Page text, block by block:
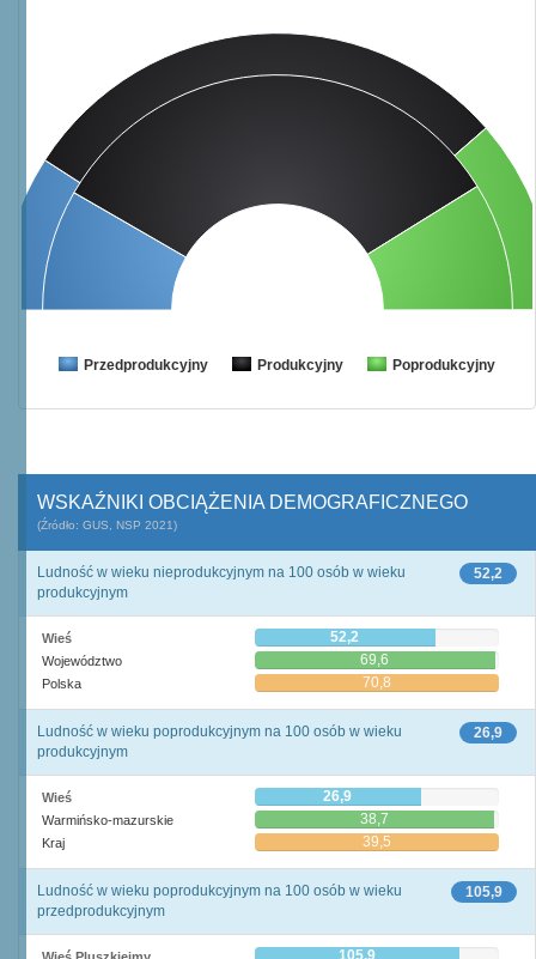
Przedprodukcyjny Produkcyjny Poprodukcyjny
WSKAŹNIKI OBCIĄŻENIA DEMOGRAFICZNEGO
(Źródło: GUS, NSP 2021)
52,2
Ludność w wieku nieprodukcyjnym na 100 osób w wieku
produkcyjnym
Wieś 52,2
Województwo 69,6
Polska 70,8
26,9
Ludność w wieku poprodukcyjnym na 100 osób w wieku
produkcyjnym
Wieś 26,9
Warmińsko-mazurskie 38,7
Kraj 39,5
105,9
Ludność w wieku poprodukcyjnym na 100 osób w wieku
przedprodukcyjnym
105,9